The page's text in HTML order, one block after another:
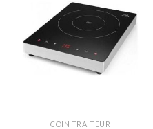
COIN TRAITEUR